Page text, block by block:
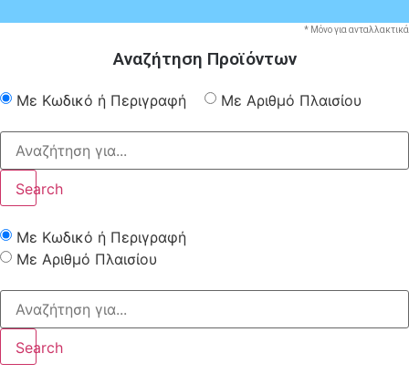
* Μόνο για ανταλλακτικά
Αναζήτηση Προϊόντων
Με Κωδικό ή Περιγραφή Με Αριθμό Πλαισίου
Search
Με Κωδικό ή Περιγραφή
Με Αριθμό Πλαισίου
Search